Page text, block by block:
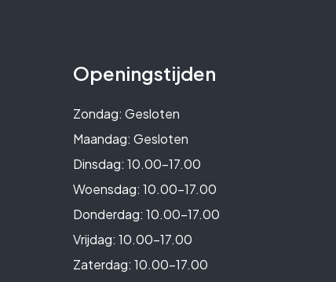
Openingstijden
Zondag: Gesloten
Maandag: Gesloten
Dinsdag: 10.00-17.00
Woensdag: 10.00-17.00
Donderdag: 10.00-17.00
Vrijdag: 10.00-17.00
Zaterdag: 10.00-17.00